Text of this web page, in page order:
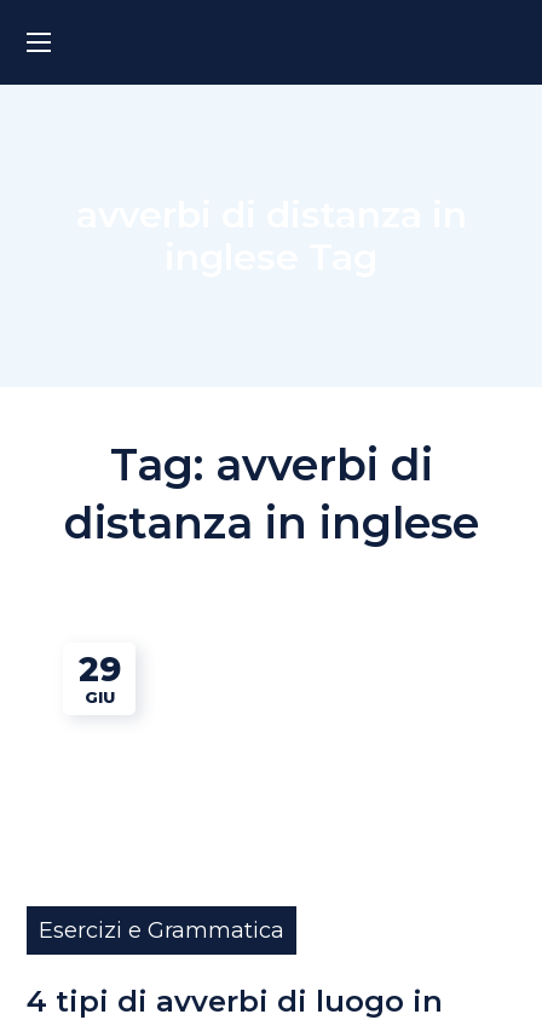
Tag: avverbi di
distanza in inglese
29
GIU
Esercizi e Grammatica
4 tipi di avverbi di luogo in